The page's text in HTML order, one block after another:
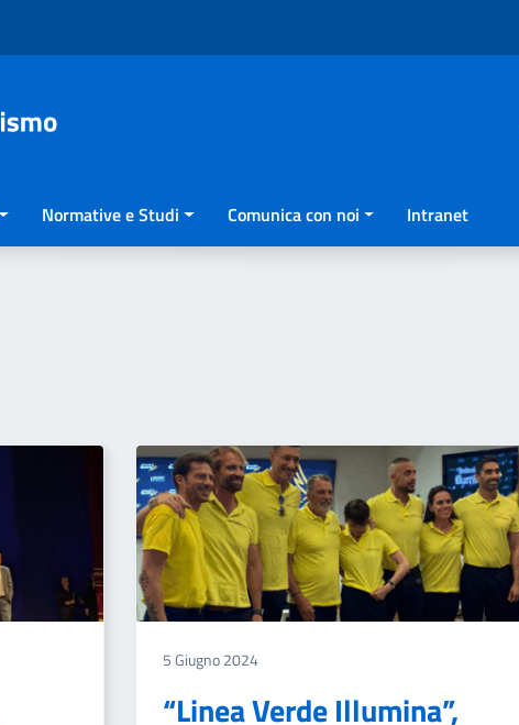
Normative e Studi Comunica con noi Intranet
5 Giugno 2024
“Linea Verde Illumina”,